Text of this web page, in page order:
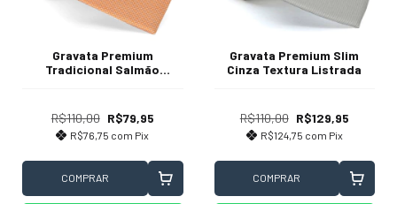
Gravata Premium
Tradicional Salmão
R$110,00 R$79,95
R$76,75 com Pix
COMPRAR
Gravata Premium Slim
Cinza Textura Listrada
R$110,00 R$129,95
R$124,75 com Pix
COMPRAR